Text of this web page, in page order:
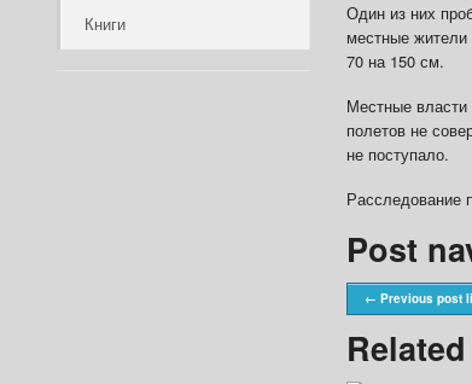
Книги
Один из них
местные
70 на 150 см.
Местные власти
полетов не
не поступало.
Расследование
Post
← Previous post